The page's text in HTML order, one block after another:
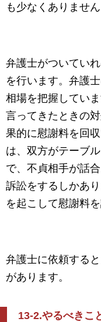
も少なくありません
弁護士がついてい
を行います。弁護
相場を把握してい
言ってきたときの
果的に慰謝料を回
は、双方がテーブ
で、不貞相手が話
訴訟をするしかあ
を起こして慰謝料
弁護士に依頼する
があります。
13-2.やるべきこ